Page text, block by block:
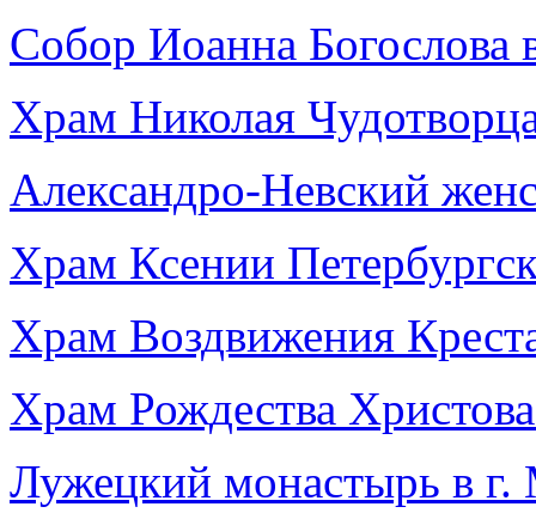
Собор Иоанна Богослова
Храм Николая
Александро-Невский
Храм Ксении
Храм Воздвижения
Храм Рождества
Лужецкий монастырь в